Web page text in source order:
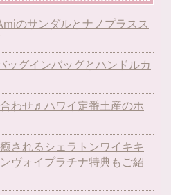
のサンダルとナノプラスス
ッグインバッグとハンドルカ
わせ♬ハワイ定番土産のホ
されるシェラトンワイキキ
ヴォイプラチナ特典もご紹